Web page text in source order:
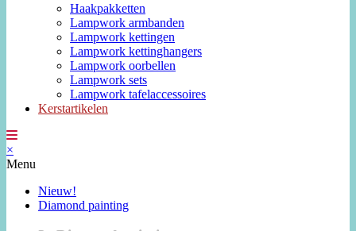
Haakpakketten
Lampwork armbanden
Lampwork kettingen
Lampwork kettinghangers
Lampwork oorbellen
Lampwork sets
Lampwork tafelaccessoires
Kerstartikelen
×
Menu
Nieuw!
Diamond painting